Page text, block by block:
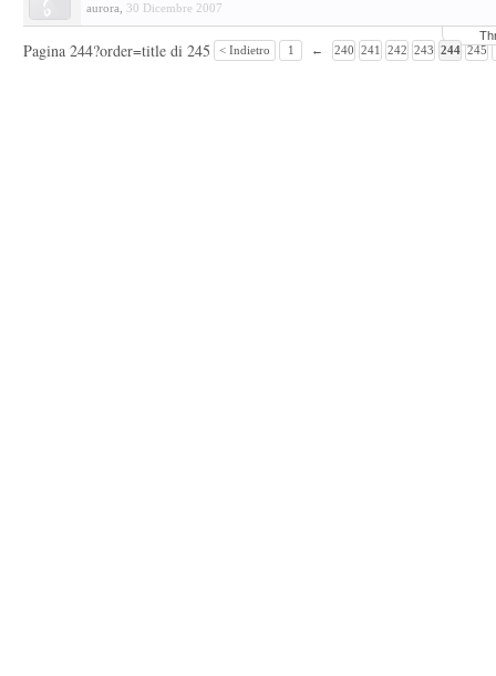
aurora 30 Dicembre 2007
Pagina 244?order=title di 245 < Indietro 1 ← 240 241 242 243 244 245